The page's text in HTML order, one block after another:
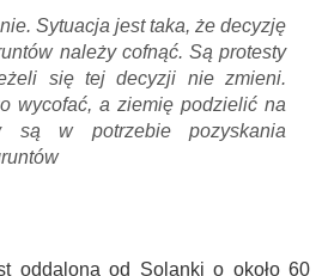
Sytuacja jest taka, że decyzję
należy cofnąć. Są protesty
się tej decyzji nie zmieni.
wycofać, a ziemię podzielić na
są w potrzebie pozyskania
oddalona od Solanki o około 60